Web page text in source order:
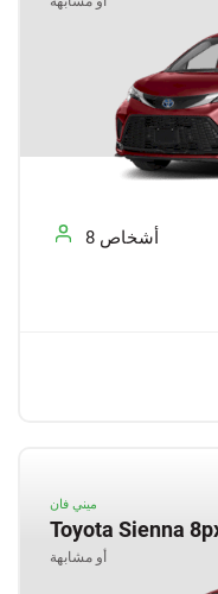
8 أشخاص
ميني فان
Toyota Sienna
أو مشابهة